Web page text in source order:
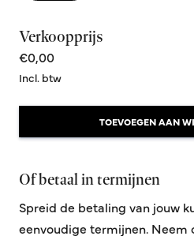
Verkoopprijs
€0,00
Incl. btw
TOEVOEGEN AAN
Of betaal in termijnen
Spreid de betaling van jouw
eenvoudige termijnen.